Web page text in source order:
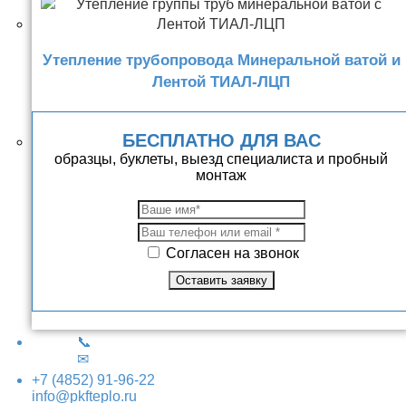
Утепление трубопровода Минеральной ватой и
Лентой ТИАЛ-ЛЦП
БЕСПЛАТНО ДЛЯ ВАС
образцы, буклеты, выезд специалиста и пробный
монтаж
Согласен на звонок
📞
✉
+7 (4852) 91-96-22
info@pkfteplo.ru